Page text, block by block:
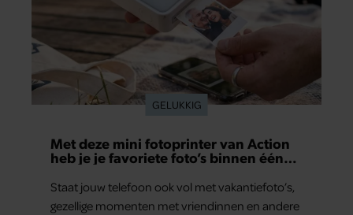
GELUKKIG
Met deze mini fotoprinter van Action
heb je je favoriete foto’s binnen één
Staat jouw telefoon ook vol met vakantiefoto’s,
gezellige momenten met vriendinnen en andere